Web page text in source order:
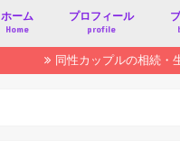
ホーム
Home
プロフィール
profile
同性カップルの相続・